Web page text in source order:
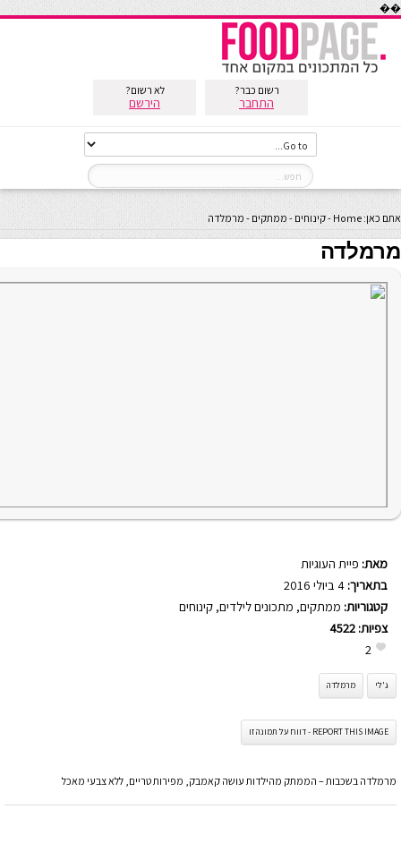
��
רשום כבר?
התחבר
לא רשום?
הירשם
אתם כאן: Home
-קינוחים - ממתקים - מרמלדה
מרמלדה
מאת: פיית העוגיות
בתאריך:
קטגוריות: ממתקים, מתכונים לילדים, קינוחים
צפיות: 4522
2
ג'לי מרמלדה
REPORT THIS IMAGE - דווח על תמונה זו
מרמלדה בשכבות – הממתק מהילדות עושה קאמבק, מפירות טריים, ללא צבעי מאכל